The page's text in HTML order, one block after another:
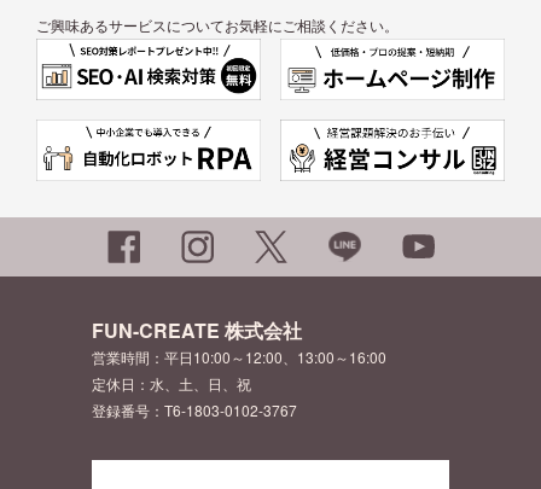
ご興味あるサービスについてお気軽にご相談ください。
FUN-CREATE 株式会社
営業時間：平日10:00～12:00、13:00～16:00
定休日：水、土、日、祝
登録番号：T6-1803-0102-3767